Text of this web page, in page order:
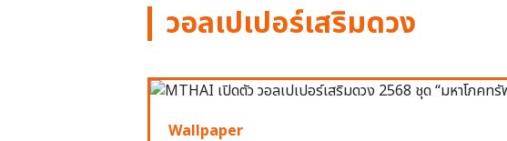
วอลเปเปอร์เสริมดวง
Wallpaper